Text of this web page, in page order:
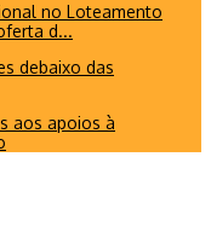
no Loteamento
d...
debaixo das
aos apoios à